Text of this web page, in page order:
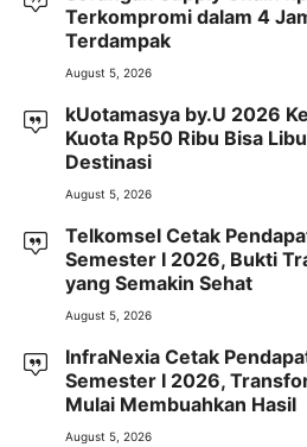
Terkompromi dalam 4
Terdampak
August 5, 2026
kUotamasya by.U 2026
Kuota Rp50 Ribu Bisa
Destinasi
August 5, 2026
Telkomsel Cetak
Semester I 2026, Bukti
yang Semakin Sehat
August 5, 2026
InfraNexia Cetak
Semester I 2026,
Mulai Membuahkan Hasil
August 5, 2026